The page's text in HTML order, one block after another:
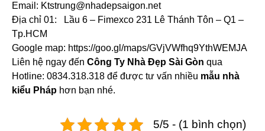
Email: Ktstrung@nhadepsaigon.net
Địa chỉ 01: Lầu 6 – Fimexco 231 Lê Thánh Tôn – Q1 –
Tp.HCM
Google map: https://goo.gl/maps/GVjVWfhq9YthWEMJA
Liên hệ ngay đến Công Ty Nhà Đẹp Sài Gòn qua
Hotline: 0834.318.318 để được tư vấn nhiều mẫu nhà
kiểu Pháp hơn bạn nhé.
5/5 - (1 bình chọn)